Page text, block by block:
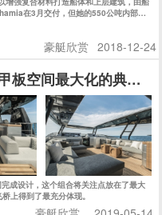
在3月交付，但她的550公吨内部空
豪艇欣赏 2018-12-24
板空间最大化的典范之
成设计，这个组合将关注点放在了最大
上得到了最充分体现。